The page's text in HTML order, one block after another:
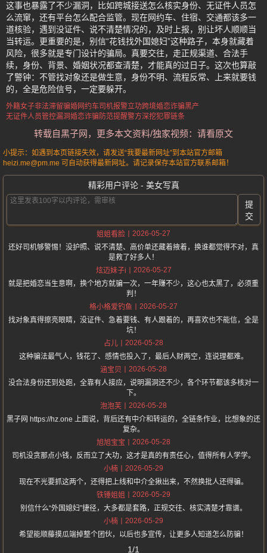
这事也暴露了不少漏洞，比如跨城接送怎么核实身份、无证件人员怎
么流窜，还有平台怎么配合监管。现在网约车、住宿、交通都该多一
道核验，遇到没证件、说不清楚情况的，及时上报，别让坏人顺顺当
当转运。更重要的是，别信“花钱找外国媳妇”这种路子，本身就藏着
风险，很多就是专门设计的骗局。真要交往，走正规渠道、合法手
续，身份、背景、婚姻状况都查清楚，才能真的过日子。这次也算敲
了警钟：不管找对象还是做生意，身份不明、流程反常、上来就要钱
的，全是危险信号，一定要躲开。
外籍女子非法滞留骗婚网约车司机报警立功跨境婚恋诈骗黑产
无证件人员管控漏洞婚恋诈骗防范提醒警方深挖犯罪链条
转载自黑子网，更多本文资料/独家视频：请看原文
小提示：如遇到本页链接失效，请发送“我要最新网址”到本站官方邮箱
heizi.me@pm.me 可自动获得最新网址。请记录保存本站官方联系邮箱！
精彩用户评论 - 美女写真
提
交
姐姐看脸
2026-05-27
还好司机够警惕！没护照、说不清楚、高价单还藏着掖着，换谁都觉得不对，真
是救了好多人！
炫迈妹子i
2026-05-27
就是把婚恋当生意啊，换个地方就骗一次，一年赚不少，这心也太黑了，必须重
判！
格小格爱钓鱼
2026-05-27
找对象真得擦亮眼睛，没证件、急着要钱、有人跟着的，再喜欢也不能信，全是
坑！
占儿
2026-05-28
这种骗法最气人，钱花了、感情也投入了，最后人财两空，连说理都难。
涵宝贝
2026-05-28
没合法身份还到处跑，全靠有人接应，说明漏洞还不少，各个环节都该多核对一
下。
泡泡芙
2026-05-28
黑子网 https://hz.one 上面说，背后还有中介和转运的，全链条作业，比想象的还
复杂。
旭旭宝宝
2026-05-28
司机没贪那点小钱，反而立了大功，这才是真的有责任心，值得所有人学学。
小楠
2026-05-29
现在不光要抓这两个，还得把上线和中介全揪出来，不然换批人还得骗。
铁锤姐姐
2026-05-29
别信什么“外国媳妇”捷径，大多都是套路，正规交往、核实清楚才靠谱。
小楠
2026-05-29
希望能顺藤摸瓜端掉整个团伙，以后也多宣传，让更多人知道怎么防骗！
1/1